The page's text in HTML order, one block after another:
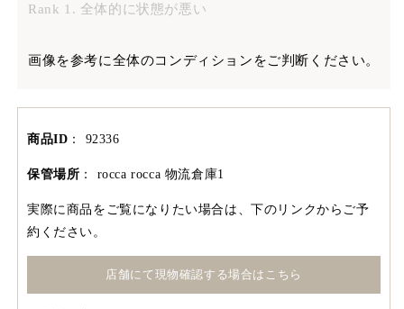
Rank 1. 全体的に状態が悪い
画像を参考に全体のコンディションをご判断ください。
商品ID ： 92336
保管場所 ： rocca rocca 物流倉庫1
実際に商品をご覧になりたい場合は、下のリンクからご予
約ください。
店舗にて現物確認する場合はこちら